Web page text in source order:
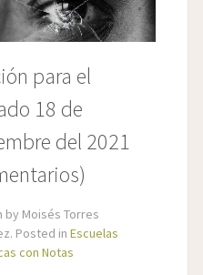
para el
18 de
del 2021
by Moisés Torres
Posted in Escuelas
con Notas